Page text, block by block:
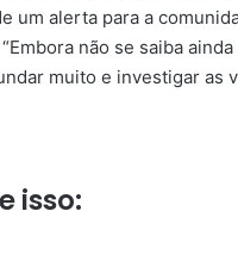
um alerta para a
não se saiba
muito e investigar as
isso: